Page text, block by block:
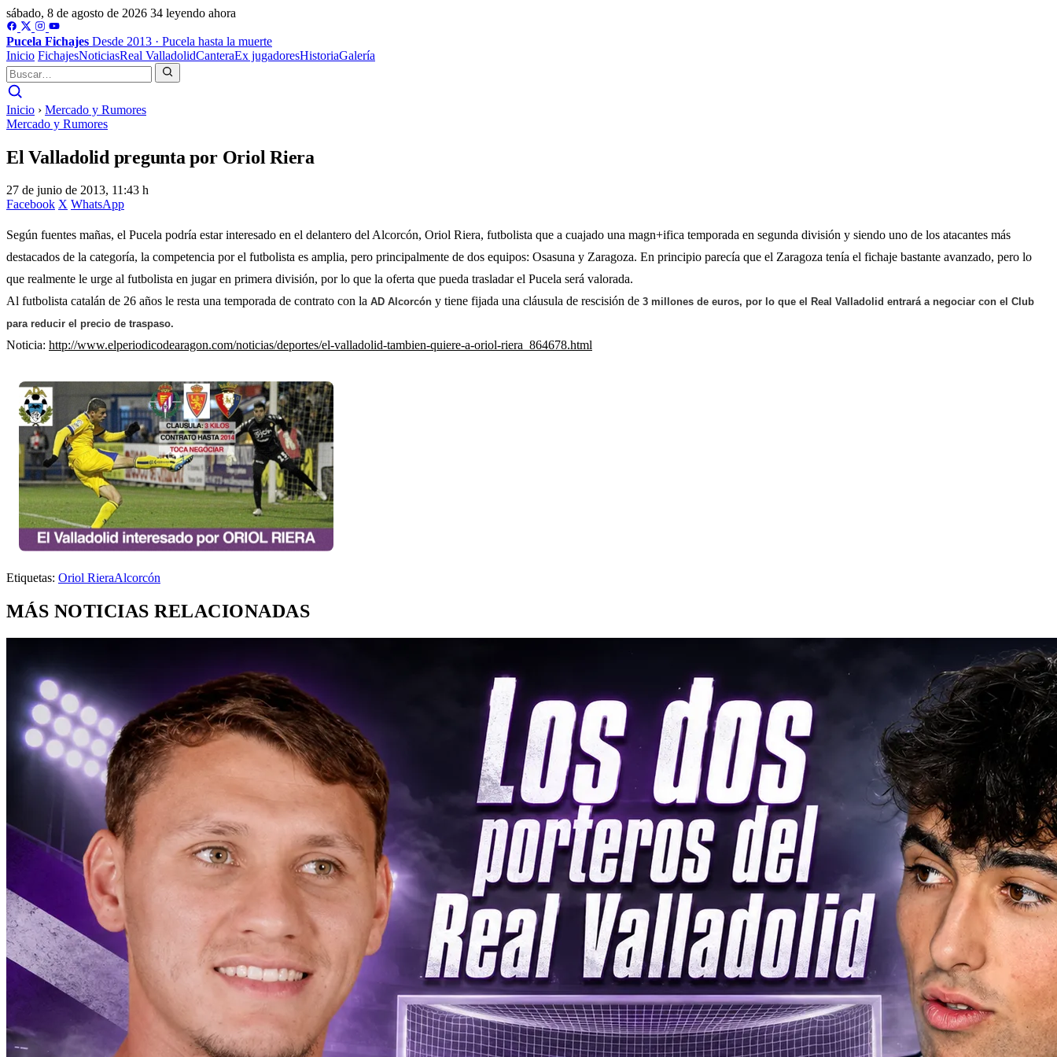
sábado, 8 de agosto de 2026 34 leyendo ahora
Pucela Fichajes Desde 2013 · Pucela hasta la muerte
Inicio FichajesNoticiasReal ValladolidCanteraEx jugadoresHistoriaGalería
Inicio › Mercado y Rumores
Mercado y Rumores
El Valladolid pregunta por Oriol Riera
27 de junio de 2013, 11:43 h
Facebook X WhatsApp
Según fuentes mañas, el Pucela podría estar interesado en el delantero del Alcorcón, Oriol Riera, futbolista que a cuajado una magn+ifica temporada en segunda división y siendo uno de los atacantes más
destacados de la categoría, la competencia por el futbolista es amplia, pero principalmente de dos equipos: Osasuna y Zaragoza. En principio parecía que el Zaragoza tenía el fichaje bastante avanzado, pero lo
que realmente le urge al futbolista en jugar en primera división, por lo que la oferta que pueda trasladar el Pucela será valorada.
Al futbolista catalán de 26 años le resta una temporada de contrato con la AD Alcorcón y tiene fijada una cláusula de rescisión de 3 millones de euros, por lo que el Real Valladolid entrará a negociar con el Club
para reducir el precio de traspaso.
Noticia: http://www.elperiodicodearagon.com/noticias/deportes/el-valladolid-tambien-quiere-a-oriol-riera_864678.html
Etiquetas: Oriol RieraAlcorcón
MÁS NOTICIAS RELACIONADAS